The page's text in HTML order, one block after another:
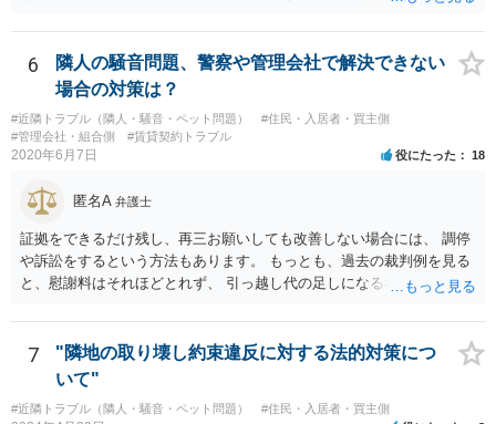
的とした意思表示のことを言いますので、その文書の内容が法的効果
をもたらすのか否かが重要です。 今般、ご相談者は内容証明郵便によ
る裁判予告というかなり強い請求を受けているわけですが、請求者
（要求者）が特定されていない以上法的には何らの効果のないただの
郵便物です。 なので無視しても問題無いかと思われますが、相手がエ
スカレートすることも考えられるので、こちらから警察に対応をお願
いう方法もあります。 ちなみに、行政書士が報酬を得る目的で今回の
ような内容証明郵便の作成をすれば、非弁行為（弁護士法違反）とさ
れる可能性がありますので、本人がたまたまその行政書士である場合
を除き、無報酬で親しい友人として今回のような紛争性の高い書面を
出すことはまだありえても、知人レベルの第三者から無報酬でこのよ
つまり、妄想に近い推測ですが、その行政書士がその本人または隣の
アパートの所有者で、賃借人（５０代男性）からの要請が激しいの
で、その対応としての内容証明郵便であるとの可能性を考えるところ
ですが、それは、その行政書士の事務所に実際に電話し、内容証明郵
便を送ったかどうか確認すれば容易にわかるところです。
6
隣人の騒音問題、警察や管理会社で解決できない
場合の対策は？
#近隣トラブル（隣人・騒音・ペット問題）
#住民・入居者・買主側
#管理会社・組合側
#賃貸契約トラブル
2020年6月7日 役にたった 18
匿名A 弁護士
証拠をできるだけ残し、再三お願いしても改善しない場合には、 調停
や訴訟をするという方法もあります。 もっとも、過去の裁判例を見る
と、慰謝料はそれほどとれず、 引っ越し代の足しになる程度に終わっ
7
"隣地の取り壊し約束違反に対する法的対策につ
いて"
#近隣トラブル（隣人・騒音・ペット問題） #住民・入居者・買主側